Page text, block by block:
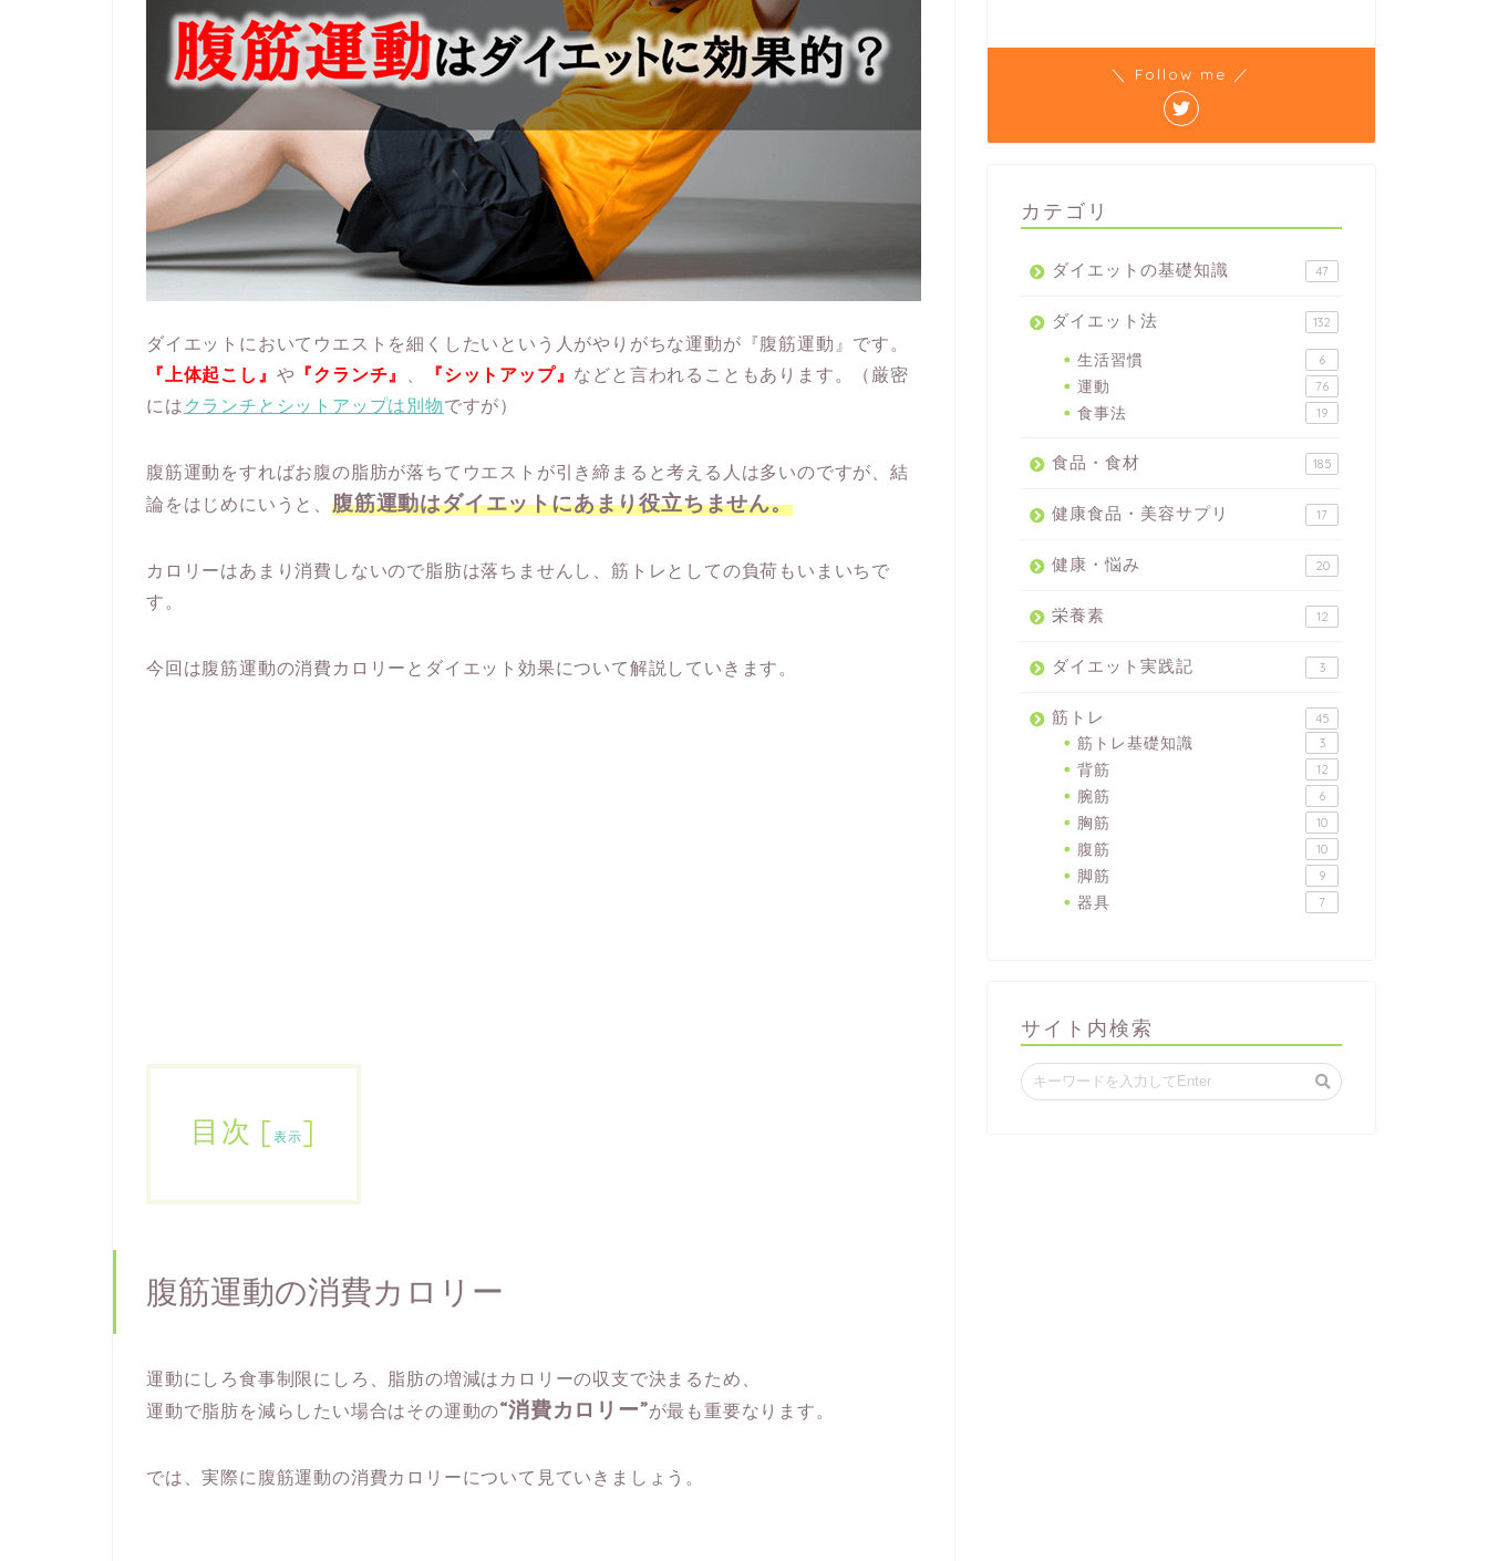
ダイエットにおいてウエストを細くしたいという人がやりがちな運動が『腹筋運動』です。
『上体起こし』 や 『クランチ』 『シットアップ』 などと言われることもあります。（厳密
には クランチとシットアップは別物ですが）
腹筋運動をすればお腹の脂肪が落ちてウエストが引き締まると考える人は多いのですが、結
論をはじめにいうと、 腹筋運動はダイエットにあまり役立ちません。
カロリーはあまり消費しないので脂肪は落ちませんし、筋トレとしての負荷もいまいちで
す。
今回は腹筋運動の消費カロリーとダイエット効果について解説していきます。
目次 [表示]
腹筋運動の消費カロリー
運動にしろ食事制限にしろ、脂肪の増減はカロリーの収支で決まるため、
運動で脂肪を減らしたい場合はその運動の“消費カロリー”が最も重要なります。
では、実際に腹筋運動の消費カロリーについて見ていきましょう。
＼ Follow me ／
カテゴリ
ダイエットの基礎知識 47
ダイエット法 132
生活習慣 6
運動 76
食事法 19
食品・食材 185
健康食品・美容サプリ 17
健康・悩み 20
栄養素 12
ダイエット実践記 3
筋トレ 45
筋トレ基礎知識 3
背筋 12
腕筋 6
胸筋 10
腹筋 10
脚筋 9
器具 7
サイト内検索